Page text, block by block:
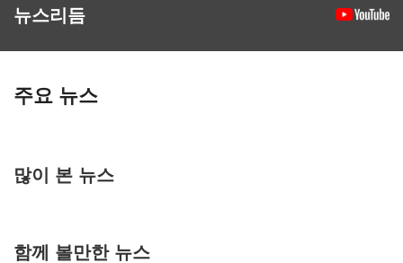
뉴스리듬
주요 뉴스
많이 본 뉴스
함께 볼만한 뉴스